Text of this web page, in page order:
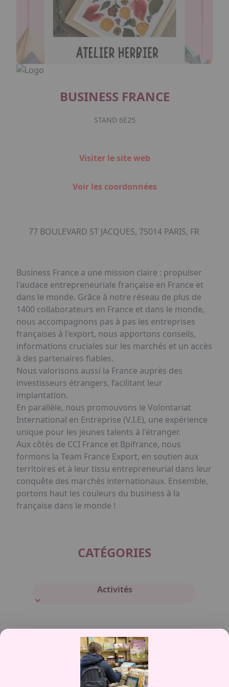
BUSINESS FRANCE
STAND 6E25
Visiter le site web
Voir les coordonnées
77 BOULEVARD ST JACQUES, 75014 PARIS, FR
Business France a une mission claire : propulser
l'audace entrepreneuriale française en France et
dans le monde. Grâce à notre réseau de plus de
1400 collaborateurs en France et dans le monde,
nous accompagnons pas à pas les entreprises
françaises à l'export, nous apportons conseils,
informations cruciales sur les marchés et un accès
à des partenaires fiables.
Nous valorisons aussi la France auprès des
investisseurs étrangers, facilitant leur
implantation.
En parallèle, nous promouvons le Volontariat
International en Entreprise (V.I.E), une expérience
unique pour les jeunes talents à l'étranger.
Aux côtés de CCI France et Bpifrance, nous
formons la Team France Export, en soutien aux
territoires et à leur tissu entrepreneurial dans leur
conquête des marchés internationaux. Ensemble,
portons haut les couleurs du business à la
française dans le monde !
CATÉGORIES
Activités